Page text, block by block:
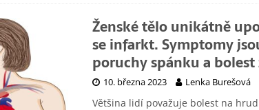
Ženské tělo unikátně
se infarkt. Symptomy
poruchy spánku a bolest
10. března 2023 Lenka Burešová
Většina lidí považuje bolest na